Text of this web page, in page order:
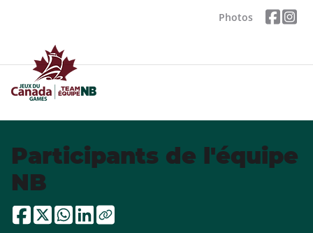
Photos
Participants de l'équipe
NB